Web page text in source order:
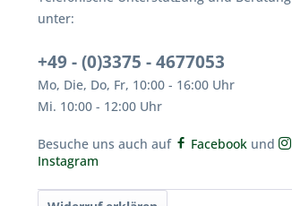
unter:
+49 - (0)3375 - 4677053
Mo, Die, Do, Fr, 10:00 - 16:00 Uhr
Mi. 10:00 - 12:00 Uhr
Besuche uns auch auf Facebook und
Instagram